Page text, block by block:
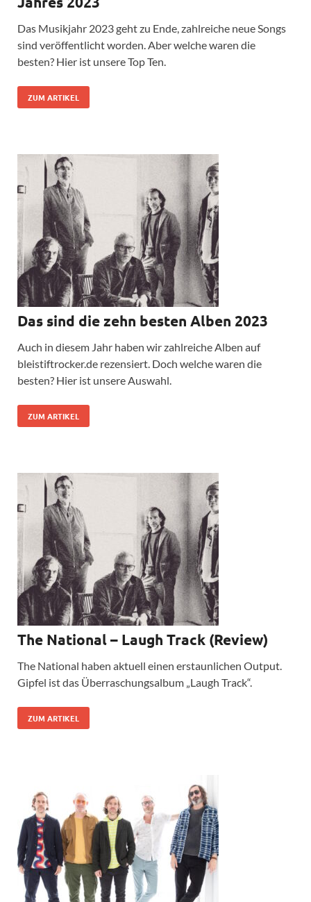
Das Musikjahr 2023 geht zu Ende, zahlreiche neue Songs
sind veröffentlicht worden. Aber welche waren die
besten? Hier ist unsere Top Ten.
ZUM ARTIKEL
Das sind die zehn besten Alben 2023
Auch in diesem Jahr haben wir zahlreiche Alben auf
bleistiftrocker.de rezensiert. Doch welche waren die
besten? Hier ist unsere Auswahl.
ZUM ARTIKEL
The National – Laugh Track (Review)
The National haben aktuell einen erstaunlichen Output.
Gipfel ist das Überraschungsalbum „Laugh Track“.
ZUM ARTIKEL